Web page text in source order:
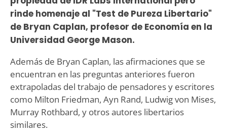
rinde homenaje al "Test de Pureza Libertario"
de Bryan Caplan, profesor de Economía en la
Universidad George Mason.
Además de Bryan Caplan, las afirmaciones que se
encuentran en las preguntas anteriores fueron
extrapoladas del trabajo de pensadores y escritores
como Milton Friedman, Ayn Rand, Ludwig von Mises,
Murray Rothbard, y otros autores libertarios
similares.